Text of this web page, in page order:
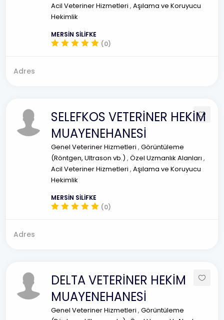
Acil Veteriner Hizmetleri , Aşılama ve Koruyucu
Hekimlik
MERSİN SİLİFKE
(0)
Adres
SELEFKOS VETERİNER HEKİM
MUAYENEHANESİ
Genel Veteriner Hizmetleri , Görüntüleme
(Röntgen, Ultrason vb.) , Özel Uzmanlık Alanları ,
Acil Veteriner Hizmetleri , Aşılama ve Koruyucu
Hekimlik
MERSİN SİLİFKE
(0)
Adres
DELTA VETERİNER HEKİM
MUAYENEHANESİ
Genel Veteriner Hizmetleri , Görüntüleme